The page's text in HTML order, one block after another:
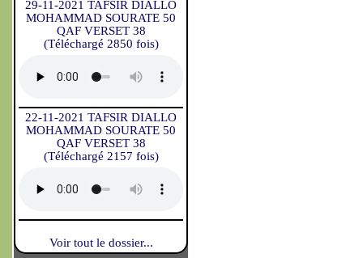
29-11-2021 TAFSIR DIALLO
MOHAMMAD SOURATE 50
QAF VERSET 38
(Téléchargé 2850 fois)
22-11-2021 TAFSIR DIALLO
MOHAMMAD SOURATE 50
QAF VERSET 38
(Téléchargé 2157 fois)
Voir tout le dossier...